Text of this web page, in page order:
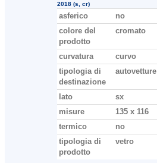
2018 (s, cr)
asferico
no
colore del
prodotto
cromato
curvatura
curvo
tipologia di
destinazione
autovetture
lato
sx
misure
135 x 116
termico
no
tipologia di
prodotto
vetro